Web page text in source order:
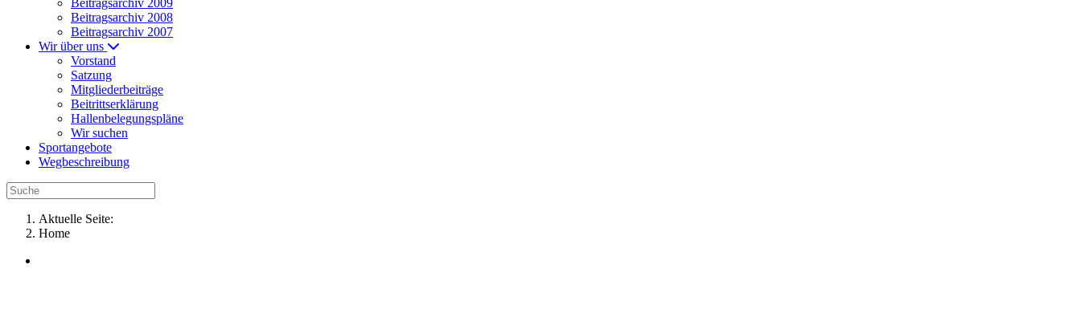
Beitragsarchiv 2009
Beitragsarchiv 2008
Beitragsarchiv 2007
Wir über uns
Vorstand
Satzung
Mitgliederbeiträge
Beitrittserklärung
Hallenbelegungspläne
Wir suchen
Sportangebote
Wegbeschreibung
Aktuelle Seite:
Home